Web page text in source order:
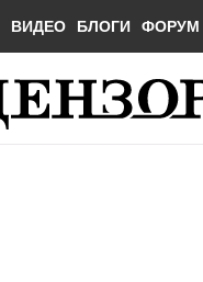
ВИДЕО БЛОГИ ФОРУМ